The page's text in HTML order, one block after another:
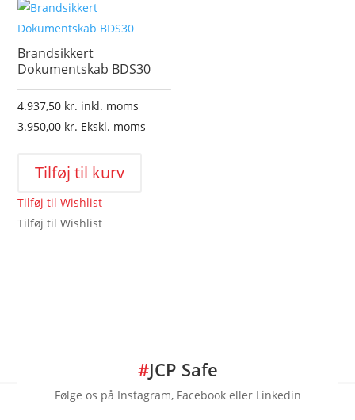
Brandsikkert
Dokumentskab BDS30
4.937,50 kr. inkl. moms
3.950,00 kr. Ekskl. moms
Tilføj til kurv
Tilføj til Wishlist
Tilføj til Wishlist
#JCP Safe
Følge os på Instagram, Facebook eller Linkedin